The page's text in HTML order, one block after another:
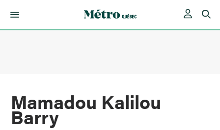
Mamadou Kalilou
Barry